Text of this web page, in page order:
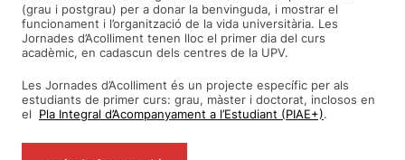
(grau i postgrau) per a donar la benvinguda, i mostrar el
funcionament i l’organització de la vida universitària. Les
Jornades d’Acolliment tenen lloc el primer dia del curs
acadèmic, en cadascun dels centres de la UPV.
Les Jornades d’Acolliment és un projecte específic per als
estudiants de primer curs: grau, màster i doctorat, inclosos en
el Pla Integral d’Acompanyament a l’Estudiant (PIAE+).